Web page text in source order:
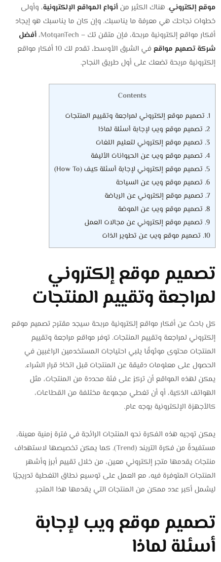
موقع إلكتروني. هناك الكثير منأنواع المواقع الإلكترونية، وأولى
خطوات نجاحك هي معرفة ما يناسبك. وإن كان ما يناسبك هو إيجاد
أفكار مواقع إلكترونية مربحة، فإن متقن تك – MotqanTech،
أفضل
شركة تصميم مواقع
في الشرق الأوسط، تقدم لك 10 أفكار مواقع
إلكترونية مربحة تضعك على أول طريق النجاح.
Contents
1. تصميم موقع إلكتروني لمراجعة وتقييم المنتجات
2. تصميم موقع ويب لإجابة أسئلة لماذا
3. تصميم موقع إلكتروني لتعليم اللغات
4. تصميم موقع ويب عن الحيوانات الأليفة
5. تصميم موقع إلكتروني لإجابة أسئلة كيف (How To)
6. تصميم موقع ويب عن السياحة
7. تصميم موقع إلكتروني عن الرياضة
8. تصميم موقع ويب عن الموضة
9. تصميم موقع إلكتروني عن مجالات العمل
10. تصميم موقع ويب عن تطوير الذات
تصميم موقع إلكتروني
لمراجعة وتقييم المنتجات
كل باحث عن أفكار مواقع إلكترونية مربحة سيجد مقترح تصميم موقع
إلكتروني لمراجعة وتقييم المنتجات. توفر مواقع مراجعة وتقييم
المنتجات محتوى موثوقًا يلبي احتياجات المستخدمين الراغبين في
الحصول على معلومات دقيقة عن المنتجات قبل اتخاذ قرار الشراء.
يمكن لهذه المواقع أن تركز على فئة محددة من المنتجات، مثل
الهواتف الذكية، أو أن تغطي مجموعة مختلفة من القطاعات،
كالأجهزة الإلكترونية بوجه عام.
يمكن توجيه هذه الفكرة نحو المنتجات الرائجة في فترة زمنية معينة،
مستفيدةً من فكرة التريند (Trend). كما يمكن تخصيصها لاستهداف
منتجات يقدمها متجر إلكتروني معين، من خلال تقييم أبرز وأشهر
المنتجات المتوفرة فيه، مع العمل على توسيع نطاق التغطية تدريجيًا
ليشمل أكبر عدد ممكن من المنتجات التي يقدمها هذا المتجر.
تصميم موقع ويب لإجابة
أسئلة لماذا